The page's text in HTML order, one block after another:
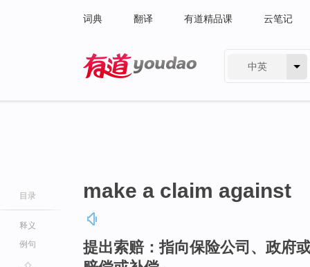
词典 翻译 有道精品课 云笔记
中英
目录
释义
例句
make a claim against
提出索赔：指向保险公司、政府